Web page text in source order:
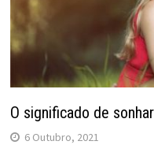
O significado de
6 Outubro, 2021